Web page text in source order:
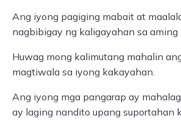
Ang iyong pagiging mabait at
nagbibigay ng kaligayahan sa aming
Huwag mong kalimutang mahalin
magtiwala sa iyong kakayahan.
Ang iyong mga pangarap ay
ay laging nandito upang suportahan